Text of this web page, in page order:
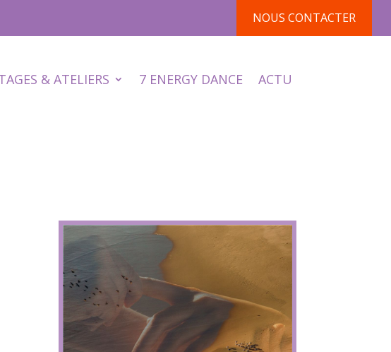
NOUS CONTACTER
& ATELIERS 7 ENERGY DANCE ACTU